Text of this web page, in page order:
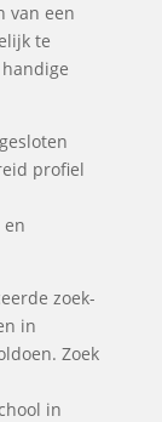
van een
te
profiel
en
zoek-
in
Zoek
in